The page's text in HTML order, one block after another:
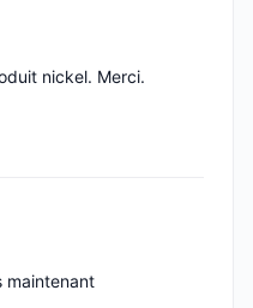
nickel. Merci.
maintenant